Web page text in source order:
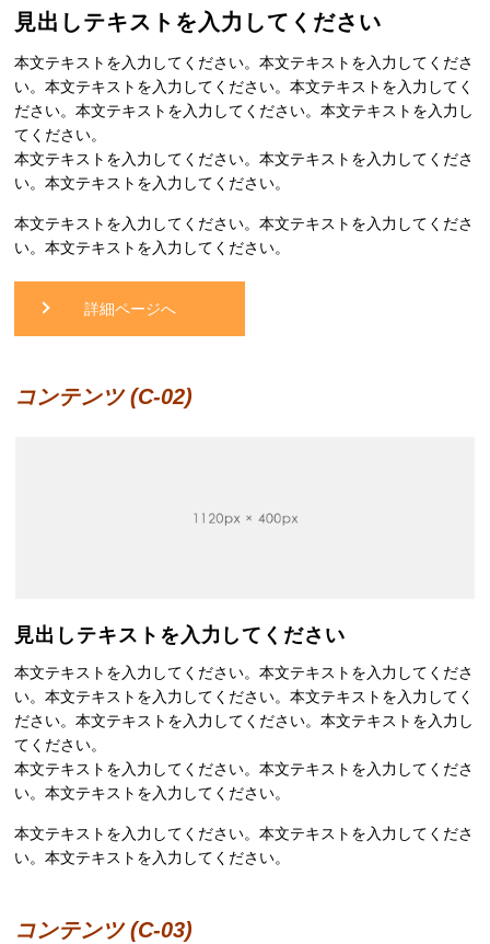
見出しテキストを入力してください
本文テキストを入力してください。本文テキストを入力してくださ
い。本文テキストを入力してください。本文テキストを入力してく
ださい。本文テキストを入力してください。本文テキストを入力し
てください。
本文テキストを入力してください。本文テキストを入力してくださ
い。本文テキストを入力してください。
本文テキストを入力してください。本文テキストを入力してくださ
い。本文テキストを入力してください。
詳細ページへ
コンテンツ (C-02)
見出しテキストを入力してください
本文テキストを入力してください。本文テキストを入力してくださ
い。本文テキストを入力してください。本文テキストを入力してく
ださい。本文テキストを入力してください。本文テキストを入力し
てください。
本文テキストを入力してください。本文テキストを入力してくださ
い。本文テキストを入力してください。
本文テキストを入力してください。本文テキストを入力してくださ
い。本文テキストを入力してください。
コンテンツ (C-03)